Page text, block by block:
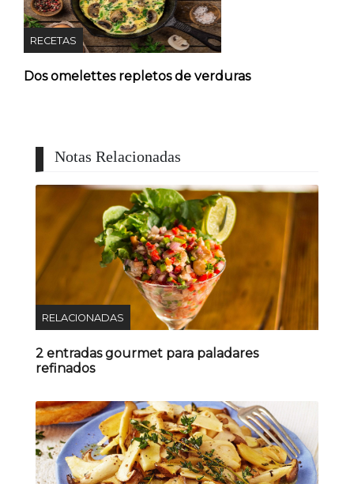
RECETAS
Dos omelettes repletos de verduras
Notas Relacionadas
RELACIONADAS
2 entradas gourmet para paladares
refinados